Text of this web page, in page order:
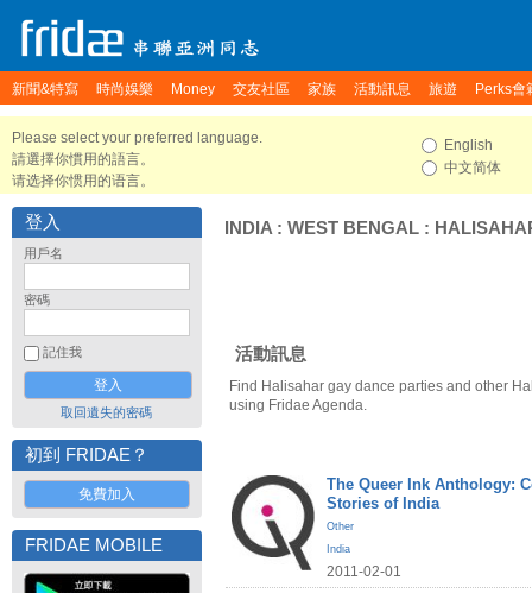
新聞&特寫 時尚娛樂 Money 交友社區 家族 活動訊息 旅遊 Perks會
Please select your preferred language.
請選擇你慣用的語言。
请选择你惯用的语言。
English
中文简体
登入
用戶名
密碼
記住我
取回遺失的密碼
初到 FRIDAE？
免費加入
FRIDAE MOBILE
INDIA : WEST BENGAL :
活動訊息
Find Halisahar gay dance parties and other
using Fridae Agenda.
The Queer Ink Anthology:
Stories of India
Other
India
2011-02-01